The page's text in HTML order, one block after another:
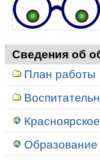
Сведения об
План работы
Образование